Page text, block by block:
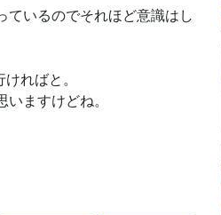
ているのでそれほど意識はし
ればと。
ますけどね。